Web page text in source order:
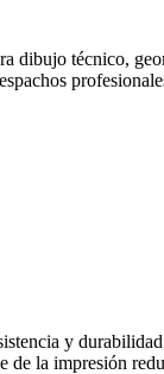
dibujo técnico,
y
la impresión